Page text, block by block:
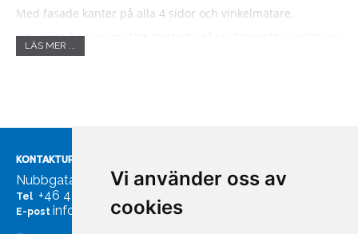
Vi använder oss av
cookies
Med fasade kanter på alla 4 sidor och vinkelmätare.
Inbyggda fjädrar ger lätt glidande gång. Försänkta korkskivor
på undersidan hindrar linjalen från att glida. Indelning
LÄS MER ...
KONTAKTUPPGIFTER
Nubbgatan 7, 211 24 Malmö
Tel +46 40185561
E-post info@bachmans.se